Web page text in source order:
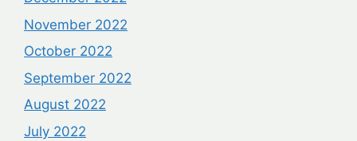
November 2022
October 2022
September 2022
August 2022
July 2022